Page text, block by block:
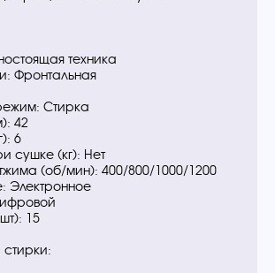
техника
Фронтальная
Стирка
42
6
сушке (кг): Нет
(об/мин): 400/800/1000/1200
Электронное
15